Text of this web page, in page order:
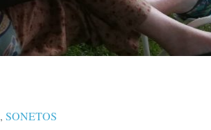
, SONETOS